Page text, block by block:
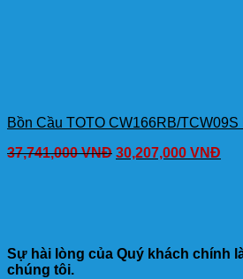
Bồn Cầu TOTO CW166RB/
37,741,000VNĐ 30,207,000 VNĐ
Sự hài lòng của Quý khách chính
chúng tôi.